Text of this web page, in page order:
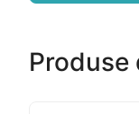
Produse